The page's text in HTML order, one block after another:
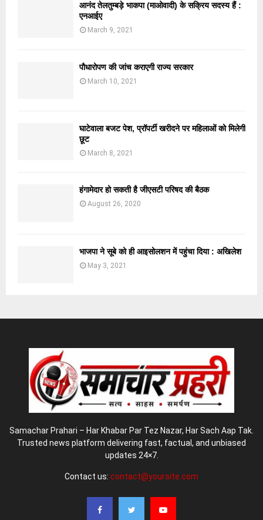
आनंद तेलतुम्बड़े भाकपा (माओवादी) के सक्रिय सदस्य हैं :
एनआईए
March 9, 2021
पौधारोपण की जांच कराएगी राज्य सरकार
March 10, 2021
घाटेवाला बजट पेश, प्रॉपर्टी खरीदने पर महिलाओं को मिलेगी
छूट
March 8, 2021
हंगामेदार हो सकती है जीएसटी परिषद की बैठक
August 26, 2020
भाजपा ने सूबे को ही आइसोलशन में पहुंचा दिया : अखिलेश
May 3, 2021
Samachar Prahari – Har Khabar Par Tez Nazar, Har Sach Aap Tak.
Trusted news platform delivering fast, factual, and unbiased
updates 24×7.
Contact us: contact@yoursite.com